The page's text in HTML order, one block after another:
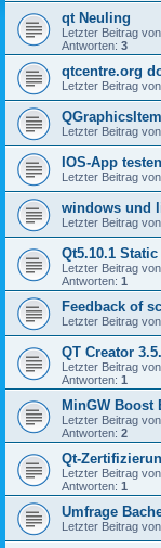
qt Neuling
Letzter Beitrag von
Antworten: 3
qtcentre.org
Letzter Beitrag von
Letzter Beitrag von
IOS-App testen
Letzter Beitrag von
windows und
Letzter Beitrag von
Qt5.10.1
Letzter Beitrag von
Antworten: 1
Feedback of
Letzter Beitrag von
QT Creator
Letzter Beitrag von
Antworten: 1
MinGW Boost
Letzter Beitrag von
Antworten: 2
Qt-
Letzter Beitrag von
Antworten: 1
Umfrage
Letzter Beitrag von